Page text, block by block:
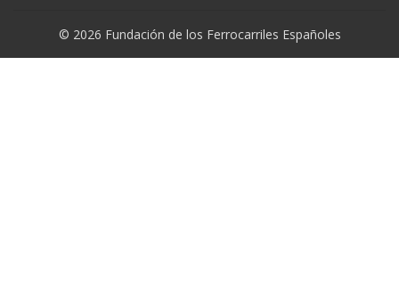
© 2026 Fundación de los Ferrocarriles Españoles